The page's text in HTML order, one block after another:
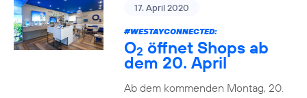
17. April 2020
#WESTAYCONNECTED:
O2 öffnet Shops ab
dem 20. April
Ab dem kommenden Montag, 20.